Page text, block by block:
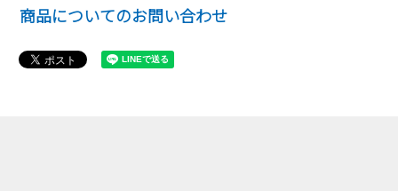
商品についてのお問い合わせ